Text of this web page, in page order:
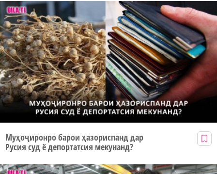
Муҳоҷиронро барои ҳазориспанд дар
Русия суд ё депортатсия мекунанд?